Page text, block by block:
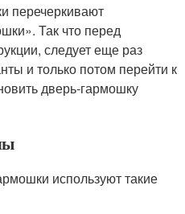
перечеркивают
Так что перед
следует еще раз
и только потом перейти к
дверь-гармошку
используют такие